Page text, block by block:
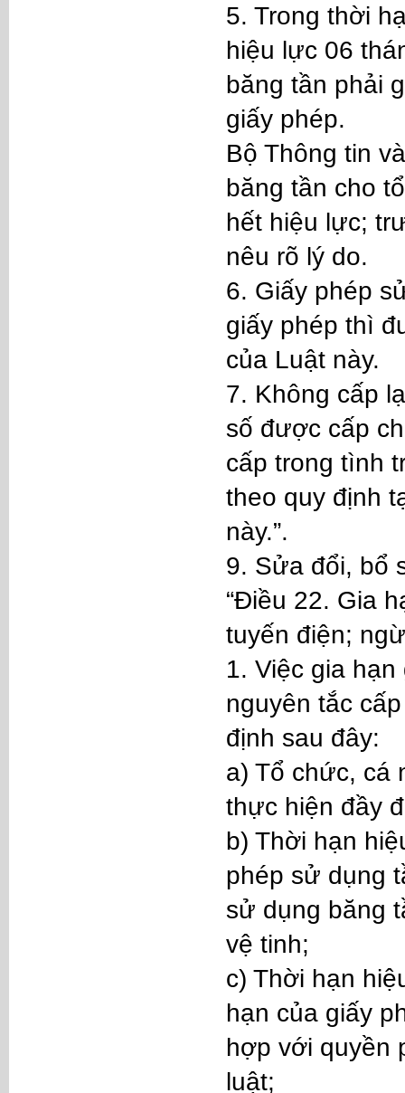
5. Trong thời
hiệu lực 06
băng tần phải
giấy phép.
Bộ Thông tin
băng tần cho
hết hiệu lực;
nêu rõ lý do.
6. Giấy phép
giấy phép thì
của Luật này.
7. Không cấp
số được cấp
cấp trong tình
theo quy định
này.”.
9. Sửa đổi, bổ
“Điều 22. Gia
tuyến điện;
1. Việc gia
nguyên tắc
định sau đây:
a) Tổ chức, cá
thực hiện đầy
b) Thời hạn
phép sử dụng
sử dụng băng
vệ tinh;
c) Thời hạn
hạn của giấy
hợp với quyền
luật;